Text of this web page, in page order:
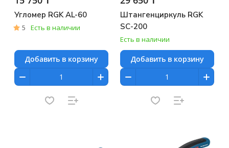
Угломер RGK AL-60
5 Есть в наличии
Добавить в корзину
Штангенциркуль RGK
SC-200
Есть в наличии
Добавить в корзину